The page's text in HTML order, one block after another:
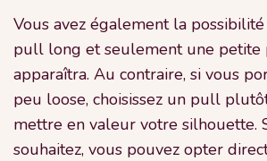
Vous avez également la
pull long et seulement une petite
apparaîtra. Au contraire, si vous
peu loose, choisissez un pull
mettre en valeur votre silhouette.
souhaitez, vous pouvez opter